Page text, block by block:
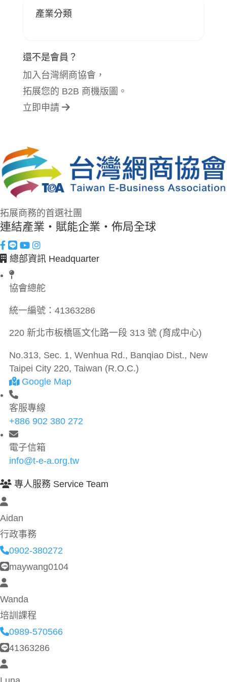
產業分類
還不是會員？
加入台灣網商協會，
拓展您的 B2B 商機版圖。
立即申請
拓展商務的首選社團
連結產業・賦能企業・佈局全球
總部資訊 Headquarter
協會總舵
統一編號： 41363286
220 新北市板橋區文化路一段 313 號 (育成中心)
No.313, Sec. 1, Wenhua Rd., Banqiao Dist., New
Taipei City 220, Taiwan (R.O.C.)
Google Map
客服專線
+886 902 380 272
電子信箱
info@t-e-a.org.tw
專人服務 Service Team
Aidan
行政事務
0902-380272
maywang0104
Wanda
培訓課程
0989-570566
41363286